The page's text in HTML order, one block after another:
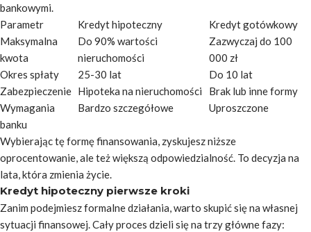
bankowymi.
Parametr
Kredyt hipoteczny
Kredyt gotówkowy
Maksymalna
kwota
Do 90% wartości
nieruchomości
Zazwyczaj do 100
000 zł
Okres spłaty
25-30 lat
Do 10 lat
Zabezpieczenie Hipoteka na nieruchomości
Brak lub inne formy
Wymagania
banku
Bardzo szczegółowe Uproszczone
Wybierając tę formę finansowania, zyskujesz niższe
oprocentowanie, ale też większą odpowiedzialność. To decyzja na
lata, która zmienia życie.
Kredyt hipoteczny pierwsze kroki
Zanim podejmiesz formalne działania, warto skupić się na własnej
sytuacji finansowej. Cały proces dzieli się na trzy główne fazy: